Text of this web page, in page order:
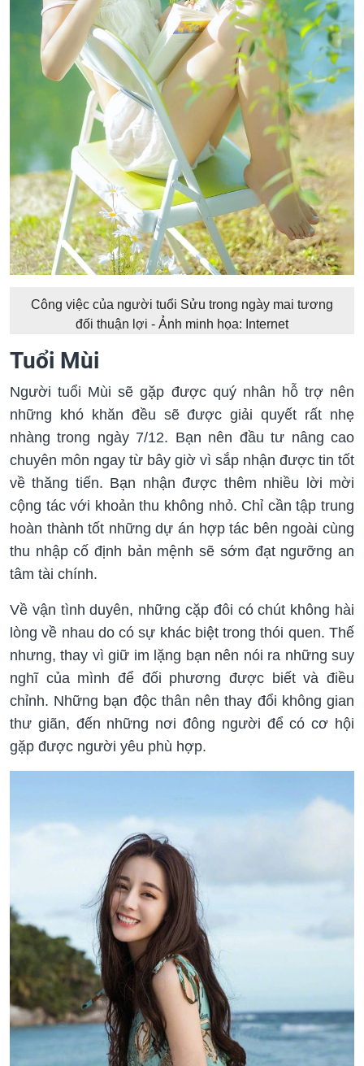
Công việc của người tuổi Sửu trong ngày mai tương
đối thuận lợi - Ảnh minh họa: Internet
Tuổi Mùi
Người tuổi Mùi sẽ gặp được quý nhân hỗ trợ nên
những khó khăn đều sẽ được giải quyết rất nhẹ
nhàng trong ngày 7/12. Bạn nên đầu tư nâng cao
chuyên môn ngay từ bây giờ vì sắp nhận được tin tốt
về thăng tiến. Bạn nhận được thêm nhiều lời mời
cộng tác với khoản thu không nhỏ. Chỉ cần tập trung
hoàn thành tốt những dự án hợp tác bên ngoài cùng
thu nhập cố định bản mệnh sẽ sớm đạt ngưỡng an
tâm tài chính.
Về vận tình duyên, những cặp đôi có chút không hài
lòng về nhau do có sự khác biệt trong thói quen. Thế
nhưng, thay vì giữ im lặng bạn nên nói ra những suy
nghĩ của mình để đối phương được biết và điều
chỉnh. Những bạn độc thân nên thay đổi không gian
thư giãn, đến những nơi đông người để có cơ hội
gặp được người yêu phù hợp.